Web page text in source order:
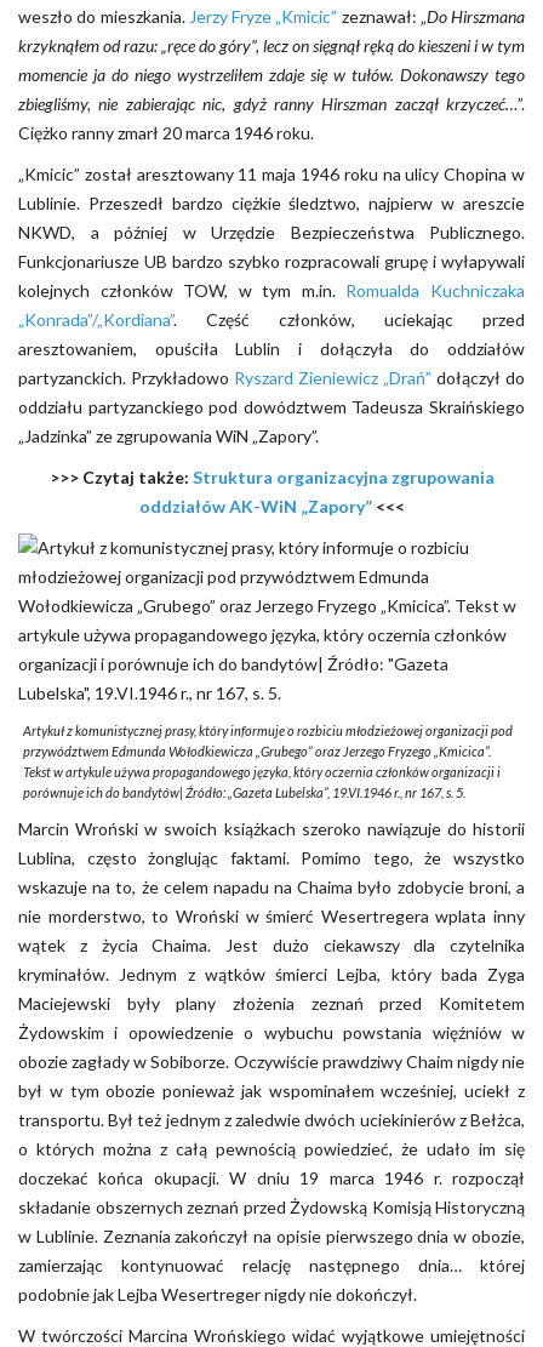
weszło do mieszkania.Jerzy Fryze „Kmicic” zeznawał: „Do Hirszmana
krzyknąłem od razu: „ręce do góry”, lecz on sięgnął ręką do kieszeni i w tym
momencie ja do niego wystrzeliłem zdaje się w tułów. Dokonawszy tego
zbiegliśmy, nie zabierając nic, gdyż ranny Hirszman zaczął krzyczeć…”.
Ciężko ranny zmarł 20 marca 1946 roku.
„Kmicic” został aresztowany 11 maja 1946 roku na ulicy Chopina w
Lublinie. Przeszedł bardzo ciężkie śledztwo, najpierw w areszcie
NKWD, a później w Urzędzie Bezpieczeństwa Publicznego.
Funkcjonariusze UB bardzo szybko rozpracowali grupę i wyłapywali
kolejnych członków TOW, w tym m.in. Romualda Kuchniczaka
„Konrada”/„Kordiana”. Część członków, uciekając przed
aresztowaniem, opuściła Lublin i dołączyła do oddziałów
partyzanckich. Przykładowo Ryszard Zieniewicz „Drań” dołączył do
oddziału partyzanckiego pod dowództwem Tadeusza Skraińskiego
„Jadzinka” ze zgrupowania WiN „Zapory”.
>>> Czytaj także: Struktura organizacyjna zgrupowania
oddziałów AK-WiN „Zapory”<<<
Artykuł z komunistycznej prasy, który informuje o rozbiciu młodzieżowej organizacji pod
przywództwem Edmunda Wołodkiewicza „Grubego” oraz Jerzego Fryzego „Kmicica”.
Tekst w artykule używa propagandowego języka, który oczernia członków organizacji i
porównuje ich do bandytów| Źródło: „Gazeta Lubelska”, 19.VI.1946 r., nr 167, s. 5.
Marcin Wroński w swoich książkach szeroko nawiązuje do historii
Lublina, często żonglując faktami. Pomimo tego, że wszystko
wskazuje na to, że celem napadu na Chaima było zdobycie broni, a
nie morderstwo, to Wroński w śmierć Wesertregera wplata inny
wątek z życia Chaima. Jest dużo ciekawszy dla czytelnika
kryminałów. Jednym z wątków śmierci Lejba, który bada Zyga
Maciejewski były plany złożenia zeznań przed Komitetem
Żydowskim i opowiedzenie o wybuchu powstania więźniów w
obozie zagłady w Sobiborze. Oczywiście prawdziwy Chaim nigdy nie
był w tym obozie ponieważ jak wspominałem wcześniej, uciekł z
transportu. Był też jednym z zaledwie dwóch uciekinierów z Bełżca,
o których można z całą pewnością powiedzieć, że udało im się
doczekać końca okupacji. W dniu 19 marca 1946 r. rozpoczął
składanie obszernych zeznań przed Żydowską Komisją Historyczną
w Lublinie. Zeznania zakończył na opisie pierwszego dnia w obozie,
zamierzając kontynuować relację następnego dnia… której
podobnie jak Lejba Wesertreger nigdy nie dokończył.
W twórczości Marcina Wrońskiego widać wyjątkowe umiejętności